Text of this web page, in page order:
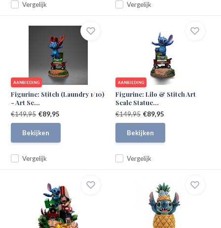
Vergelijk Vergelijk
AANBIEDING
Figurine: Stitch (Laundry 1/10)
- Art Sc...
Vergelijk
€149,95 €89,95
Bekijken
AANBIEDING
Figurine: Lilo & Stitch Art
Scale Statue...
Vergelijk
€149,95 €89,95
Bekijken